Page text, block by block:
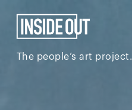
The people’s art project.